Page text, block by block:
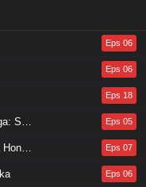
Eps 06
Eps 06
Eps 18
Den Eps 05
Eps 07
Eps 06